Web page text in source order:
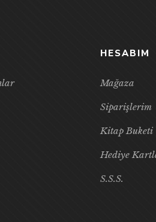
HESABIM
Mağaza
Siparişlerim
Kitap Buketi
Hediye
S.S.S.